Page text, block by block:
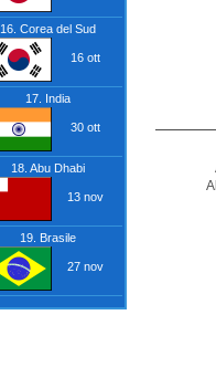
16. Corea del Sud
16 ott
17. India
30 ott
18. Abu Dhabi
13 nov
19. Brasile
27 nov